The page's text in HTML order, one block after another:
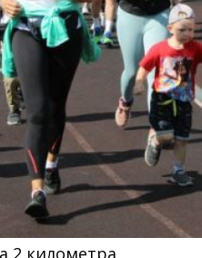
2 километра